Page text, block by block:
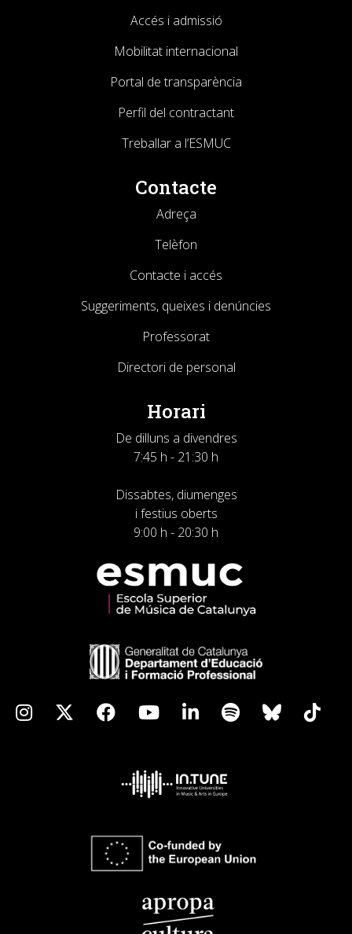
Accés i admissió
Mobilitat internacional
Portal de transparència
Perfil del contractant
Treballar a l’ESMUC
Contacte
Adreça
Telèfon
Contacte i accés
Suggeriments, queixes i denúncies
Professorat
Directori de personal
Horari
De dilluns a divendres
7:45 h - 21:30 h
Dissabtes, diumenges
i festius oberts
9:00 h - 20:30 h